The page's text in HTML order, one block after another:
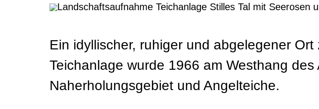
Ein idyllischer, ruhiger und abgelegener
Teichanlage wurde 1966 am Westhang
Naherholungsgebiet und Angelteiche.